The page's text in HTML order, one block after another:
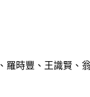
時豐、王識賢、